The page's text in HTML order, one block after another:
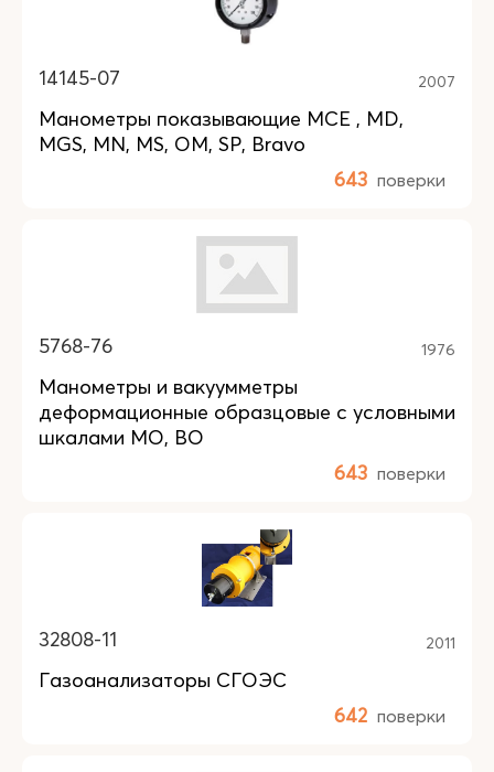
14145-07 2007
Манометры показывающие MCE , MD,
MGS, MN, MS, OM, SP, Bravo
643 поверки
5768-76 1976
Манометры и вакуумметры
деформационные образцовые с условными
шкалами МО, ВО
643 поверки
32808-11 2011
Газоанализаторы СГОЭС
642 поверки